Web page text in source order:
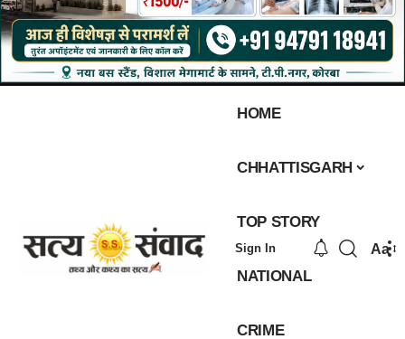
HOME
CHHATTISGARH
TOP STORY
NATIONAL
CRIME
Sign In Aa